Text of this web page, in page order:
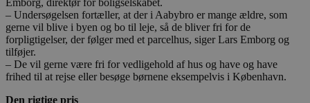
– Undersøgelsen fortæller, at der i Aabybro er mange ældre, som
gerne vil blive i byen og bo til leje, så de bliver fri for de
forpligtigelser, der følger med et parcelhus, siger Lars Emborg og
tilføjer.
– De vil gerne være fri for vedligehold af hus og have og have
frihed til at rejse eller besøge børnene eksempelvis i København.
Den rigtige pris